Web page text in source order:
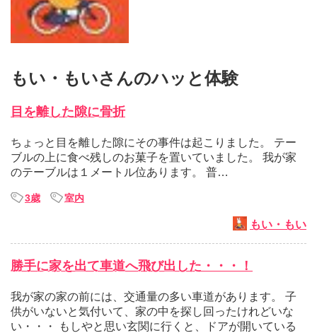
もい・もいさんのハッと体験
目を離した隙に骨折
ちょっと目を離した隙にその事件は起こりました。 テー
ブルの上に食べ残しのお菓子を置いていました。 我が家
のテーブルは１メートル位あります。 普…
3歳 室内
もい・もい
勝手に家を出て車道へ飛び出した・・・！
我が家の家の前には、交通量の多い車道があります。 子
供がいないと気付いて、家の中を探し回ったけれどいな
い・・・ もしやと思い玄関に行くと、ドアが開いている